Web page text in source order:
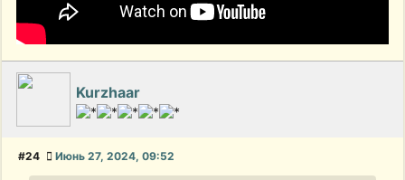
Kurzhaar
#24 Июнь 27, 2024, 09:52